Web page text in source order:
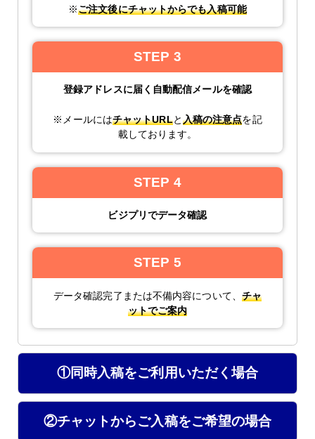
※ご注文後にチャットからでも入稿可能
STEP 3
登録アドレスに届く自動配信メールを確認
※メールにはチャットURLと入稿の注意点を記
載しております。
STEP 4
ビジプリでデータ確認
STEP 5
データ確認完了または不備内容について、 チャ
ットでご案内
①同時入稿をご利用いただく場合
②チャットからご入稿をご希望の場合